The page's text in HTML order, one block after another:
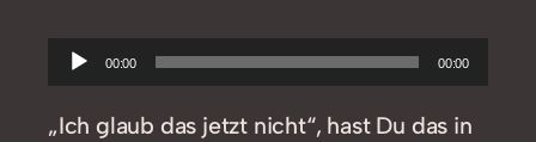
Audio-
Player
00:00 00:00
„Ich glaub das jetzt nicht“, hast Du das in